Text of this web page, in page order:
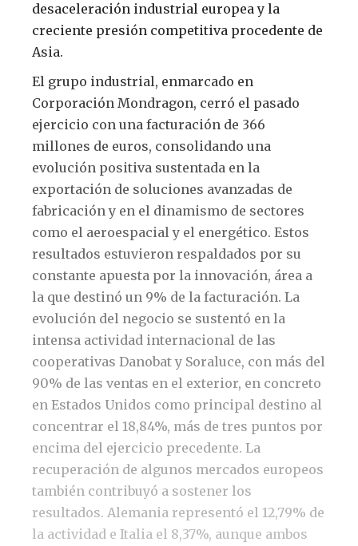
desaceleración industrial europea y la
creciente presión competitiva procedente de
Asia.
El grupo industrial, enmarcado en
Corporación Mondragon, cerró el pasado
ejercicio con una facturación de 366
millones de euros, consolidando una
evolución positiva sustentada en la
exportación de soluciones avanzadas de
fabricación y en el dinamismo de sectores
como el aeroespacial y el energético. Estos
resultados estuvieron respaldados por su
constante apuesta por la innovación, área a
la que destinó un 9% de la facturación. La
evolución del negocio se sustentó en la
intensa actividad internacional de las
cooperativas Danobat y Soraluce, con más del
90% de las ventas en el exterior, en concreto
en Estados Unidos como principal destino al
concentrar el 18,84%, más de tres puntos por
encima del ejercicio precedente. La
recuperación de algunos mercados europeos
también contribuyó a sostener los
resultados. Alemania representó el 12,79% de
la actividad e Italia el 8,37%, aunque ambos